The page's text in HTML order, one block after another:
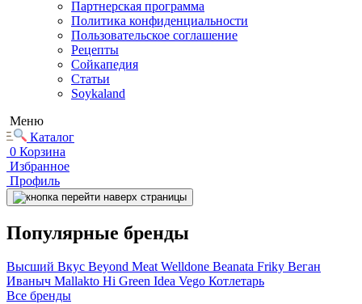
Партнерская программа
Политика конфиденциальности
Пользовательское соглашение
Рецепты
Сойкапедия
Статьи
Soykaland
Меню
Каталог
0 Корзина
Избранное
Профиль
Популярные бренды
Высший Вкус Beyond MeatWelldone Beanata Friky Веган
Иваныч Mallakto Hi Green Idea Vego Котлетарь
Все бренды